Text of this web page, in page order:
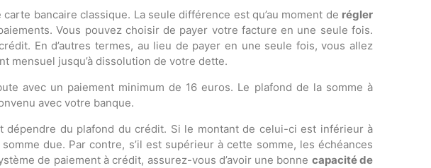
carte bancaire classique. La seule différence est qu’au moment de régler
Vous pouvez choisir de payer votre facture en une seule fois.
En d’autres termes, au lieu de payer en une seule fois, vous allez
mensuel jusqu’à dissolution de votre dette.
avec un paiement minimum de 16 euros. Le plafond de la somme à
avec votre banque.
dépendre du plafond du crédit. Si le montant de celui-ci est inférieur à
due. Par contre, s’il est supérieur à cette somme, les échéances
de paiement à crédit, assurez-vous d’avoir une bonne capacité de